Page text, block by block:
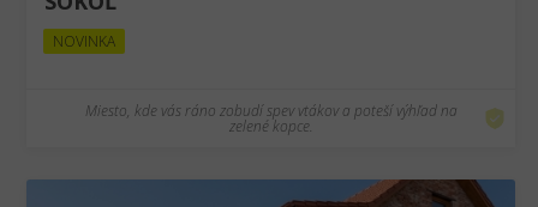
NOVINKA
Miesto, kde vás ráno zobudí spev vtákov a poteší výhľad na
zelené kopce.